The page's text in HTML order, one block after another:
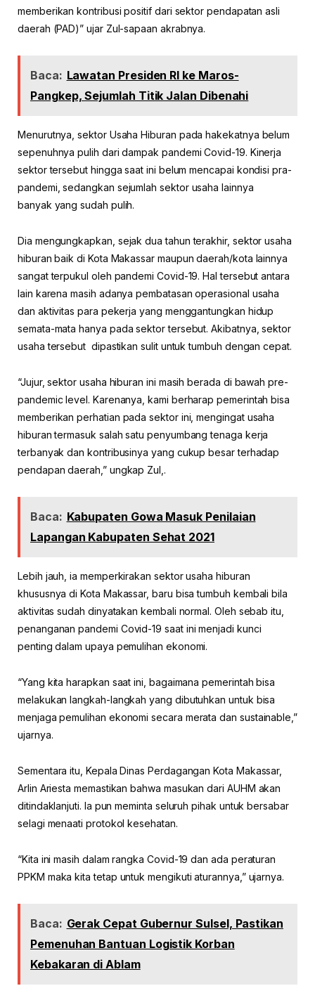
memberikan kontribusi positif dari sektor pendapatan asli
daerah (PAD)” ujar Zul-sapaan akrabnya.
Baca: Lawatan Presiden RI ke Maros-
Pangkep, Sejumlah Titik Jalan Dibenahi
Menurutnya, sektor Usaha Hiburan pada hakekatnya belum
sepenuhnya pulih dari dampak pandemi Covid-19. Kinerja
sektor tersebut hingga saat ini belum mencapai kondisi pra-
pandemi, sedangkan sejumlah sektor usaha lainnya
banyak yang sudah pulih.
Dia mengungkapkan, sejak dua tahun terakhir, sektor usaha
hiburan baik di Kota Makassar maupun daerah/kota lainnya
sangat terpukul oleh pandemi Covid-19. Hal tersebut antara
lain karena masih adanya pembatasan operasional usaha
dan aktivitas para pekerja yang menggantungkan hidup
semata-mata hanya pada sektor tersebut. Akibatnya, sektor
usaha tersebut dipastikan sulit untuk tumbuh dengan cepat.
“Jujur, sektor usaha hiburan ini masih berada di bawah pre-
pandemic level. Karenanya, kami berharap pemerintah bisa
memberikan perhatian pada sektor ini, mengingat usaha
hiburan termasuk salah satu penyumbang tenaga kerja
terbanyak dan kontribusinya yang cukup besar terhadap
pendapan daerah,” ungkap Zul,.
Baca: Kabupaten Gowa Masuk Penilaian
Lapangan Kabupaten Sehat 2021
Lebih jauh, ia memperkirakan sektor usaha hiburan
khususnya di Kota Makassar, baru bisa tumbuh kembali bila
aktivitas sudah dinyatakan kembali normal. Oleh sebab itu,
penanganan pandemi Covid-19 saat ini menjadi kunci
penting dalam upaya pemulihan ekonomi.
“Yang kita harapkan saat ini, bagaimana pemerintah bisa
melakukan langkah-langkah yang dibutuhkan untuk bisa
menjaga pemulihan ekonomi secara merata dan sustainable,”
ujarnya.
Sementara itu, Kepala Dinas Perdagangan Kota Makassar,
Arlin Ariesta memastikan bahwa masukan dari AUHM akan
ditindaklanjuti. Ia pun meminta seluruh pihak untuk bersabar
selagi menaati protokol kesehatan.
“Kita ini masih dalam rangka Covid-19 dan ada peraturan
PPKM maka kita tetap untuk mengikuti aturannya,” ujarnya.
Baca: Gerak Cepat Gubernur Sulsel, Pastikan
Pemenuhan Bantuan Logistik Korban
Kebakaran di Ablam